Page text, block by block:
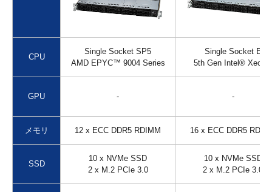
CPU
Single Socket SP5
AMD EPYC™ 9004 Series
Single Socket E
5th Gen Intel® Xeon®
GPU - -
メモリ 12 x ECC DDR5 RDIMM 16 x ECC DDR5
SSD
10 x NVMe SSD
2 x M.2 PCIe 3.0
10 x NVMe SSD
2 x M.2 PCIe 3.0